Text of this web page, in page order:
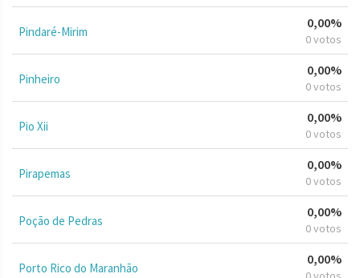
Pindaré-Mirim
0,00%
0 votos
Pinheiro
0,00%
0 votos
Pio Xii
0,00%
0 votos
Pirapemas
0,00%
0 votos
Poção de Pedras
0,00%
0 votos
Porto Rico do Maranhão
0,00%